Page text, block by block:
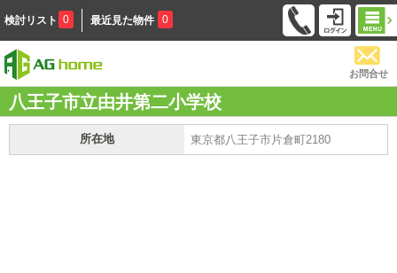
検討リスト 0 最近見た物件 0
お問合せ
八王子市立由井第二小学校
所在地 東京都八王子市片倉町2180